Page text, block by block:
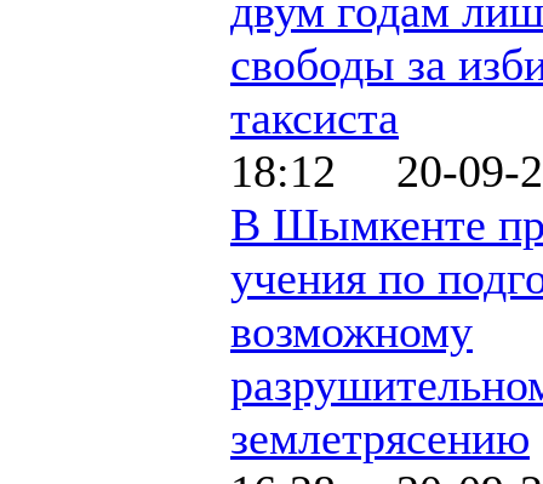
двум годам
свободы за
таксиста
18:12 20-09-
В Шымкенте
учения по
возможному
землетрясению